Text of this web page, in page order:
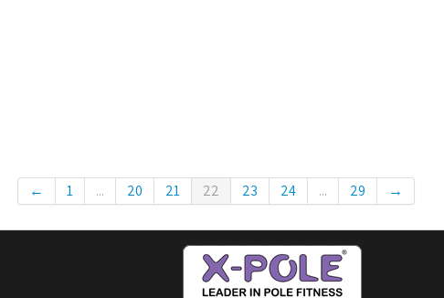
← 1 ... 20 21 22 23 24 ... 29 →